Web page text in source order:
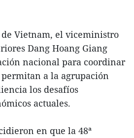
Vietnam, el viceministro
Dang Hoang Giang
nacional para coordinar
a la agrupación
los desafíos
actuales.
en que la 48ª